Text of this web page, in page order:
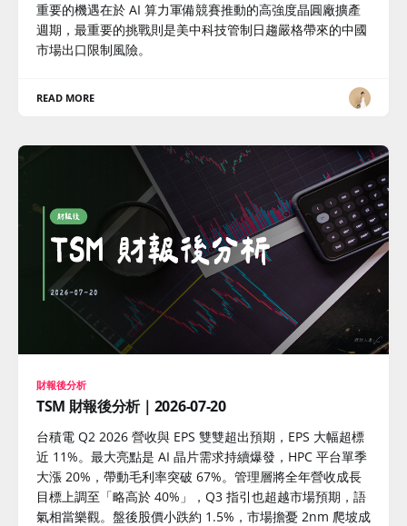
重要的機遇在於 AI 算力軍備競賽推動的高強度晶圓廠擴產
週期，最重要的挑戰則是美中科技管制日趨嚴格帶來的中國
市場出口限制風險。
READ MORE
財報後分析
TSM 財報後分析｜2026-07-20
台積電 Q2 2026 營收與 EPS 雙雙超出預期，EPS 大幅超標
近 11%。最大亮點是 AI 晶片需求持續爆發，HPC 平台單季
大漲 20%，帶動毛利率突破 67%。管理層將全年營收成長
目標上調至「略高於 40%」，Q3 指引也超越市場預期，語
氣相當樂觀。盤後股價小跌約 1.5%，市場擔憂 2nm 爬坡成